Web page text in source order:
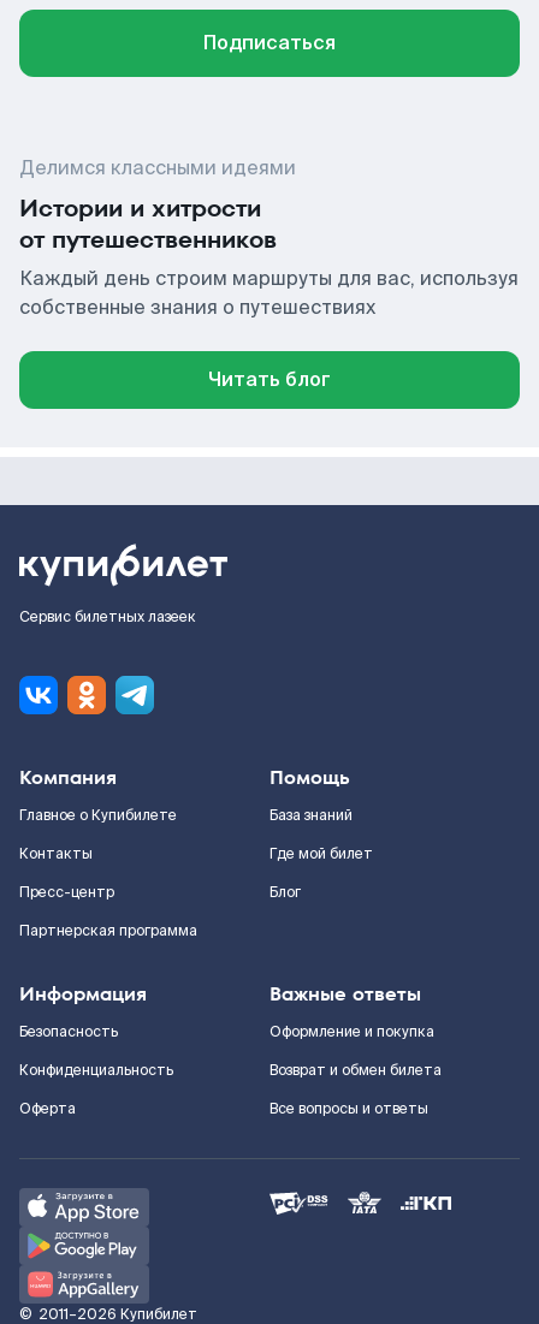
Подписаться
Делимся классными идеями
Истории и хитрости
от путешественников
Каждый день строим маршруты для вас, используя
собственные знания о путешествиях
Читать блог
Сервис билетных лазеек
Компания
Главное о Купибилете
Контакты
Пресс-центр
Партнерская программа
Помощь
База знаний
Где мой билет
Блог
Информация
Безопасность
Конфиденциальность
Оферта
Важные ответы
Оформление и покупка
Возврат и обмен билета
Все вопросы и ответы
© 2011–2026 Купибилет